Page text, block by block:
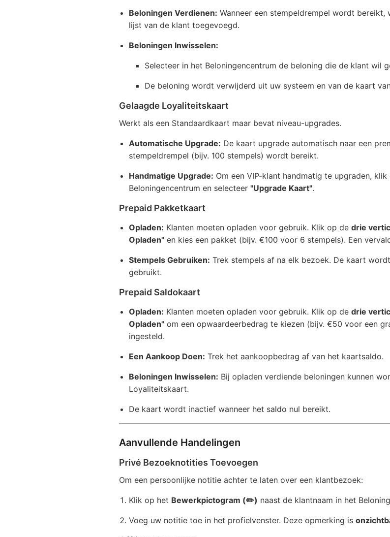
Beloningen Verdienen: Wanneer een stempeldrempel wordt
lijst van de klant toegevoegd.
Beloningen Inwisselen:
Selecteer in het Beloningencentrum de beloning die de klant wil
De beloning wordt verwijderd uit uw systeem en van de kaart
Gelaagde Loyaliteitskaart
Werkt als een Standaardkaart maar bevat niveau-upgrades.
Automatische Upgrade: De kaart upgrade automatisch naar een
stempeldrempel (bijv. 100 stempels) wordt bereikt.
Handmatige Upgrade: Om een VIP-klant handmatig te upgraden, klik
Beloningencentrum en selecteer "Upgrade Kaart".
Prepaid Pakketkaart
Opladen: Klanten moeten opladen voor gebruik. Klik op de drie
Opladen"en kies een pakket (bijv. €100 voor 6 stempels). Een
Stempels Gebruiken: Trek stempels af na elk bezoek. De kaart
gebruikt.
Prepaid Saldokaart
Opladen: Klanten moeten opladen voor gebruik. Klik op de drie
Opladen"om een opwaardeerbedrag te kiezen (bijv. €50 voor een
ingesteld.
Een Aankoop Doen: Trek het aankoopbedrag af van het kaartsaldo.
Beloningen Inwisselen: Bij opladen verdiende beloningen kunnen
Loyaliteitskaart.
De kaart wordt inactief wanneer het saldo nul bereikt.
Aanvullende Handelingen
Privé Bezoeknotities Toevoegen
Om een persoonlijke notitie achter te laten over een klantbezoek:
Klik op het Bewerkpictogram (✏️) naast de klantnaam in het
Voeg uw notitie toe in het profielvenster. Deze opmerking is